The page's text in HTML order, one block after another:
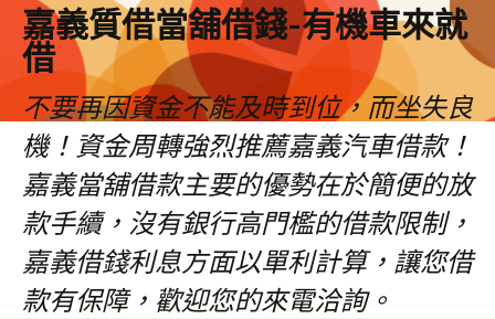
嘉義質借當舖借錢-有機車來就
借
不要再因資金不能及時到位，而坐失良
機！資金周轉強烈推薦嘉義汽車借款！
嘉義當舖借款主要的優勢在於簡便的放
款手續，沒有銀行高門檻的借款限制，
嘉義借錢利息方面以單利計算，讓您借
款有保障，歡迎您的來電洽詢。